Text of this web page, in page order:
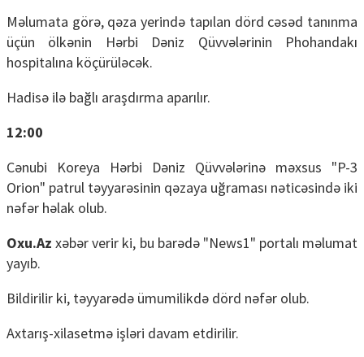
Məlumata görə, qəza yerində tapılan dörd cəsəd tanınma
üçün ölkənin Hərbi Dəniz Qüvvələrinin Phohandakı
hospitalına köçürüləcək.
Hadisə ilə bağlı araşdırma aparılır.
12:00
Cənubi Koreya Hərbi Dəniz Qüvvələrinə məxsus "P-3
Orion" patrul təyyarəsinin qəzaya uğraması nəticəsində iki
nəfər həlak olub.
Oxu.Az xəbər verir ki, bu barədə "News1" portalı məlumat
yayıb.
Bildirilir ki, təyyarədə ümumilikdə dörd nəfər olub.
Axtarış-xilasetmə işləri davam etdirilir.